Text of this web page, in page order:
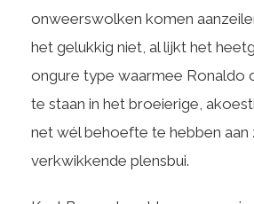
onweerswolken komen
het gelukkig niet, al lijkt het
ongure type waarmee Ronaldo
te staan in het broeierige,
net wél behoefte te hebben aan
verkwikkende plensbui.